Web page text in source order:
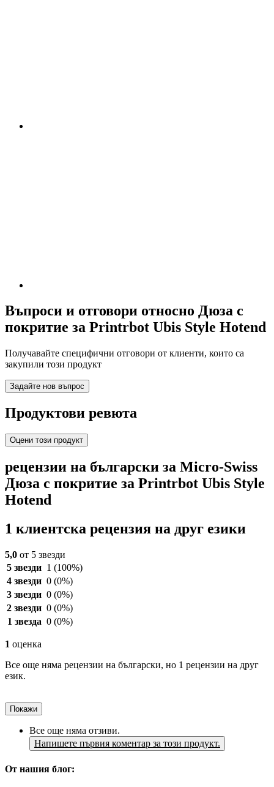
Въпроси и отговори относно Дюза с
покритие за Printrbot Ubis Style Hotend
Получавайте специфични отговори от клиенти, които са
закупили този продукт
Задайте нов въпрос
Продуктови ревюта
Оцени този продукт
рецензии на български за Micro-Swiss
Дюза с покритие за Printrbot Ubis Style
Hotend
1 клиентска рецензия на друг езики
5,0 от 5 звезди
5 звезди 1 (100%)
4 звезди 0 (0%)
3 звезди 0 (0%)
2 звезди 0 (0%)
1 звезда 0 (0%)
1 оценка
Все още няма рецензии на български, но 1 рецензии на друг
език.
Покажи
Все още няма отзиви.
Напишете първия коментар за този продукт.
От нашия блог: